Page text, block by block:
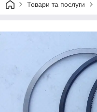
Товари та послуги